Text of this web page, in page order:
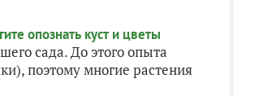
сада. До этого опыта
поэтому многие растения